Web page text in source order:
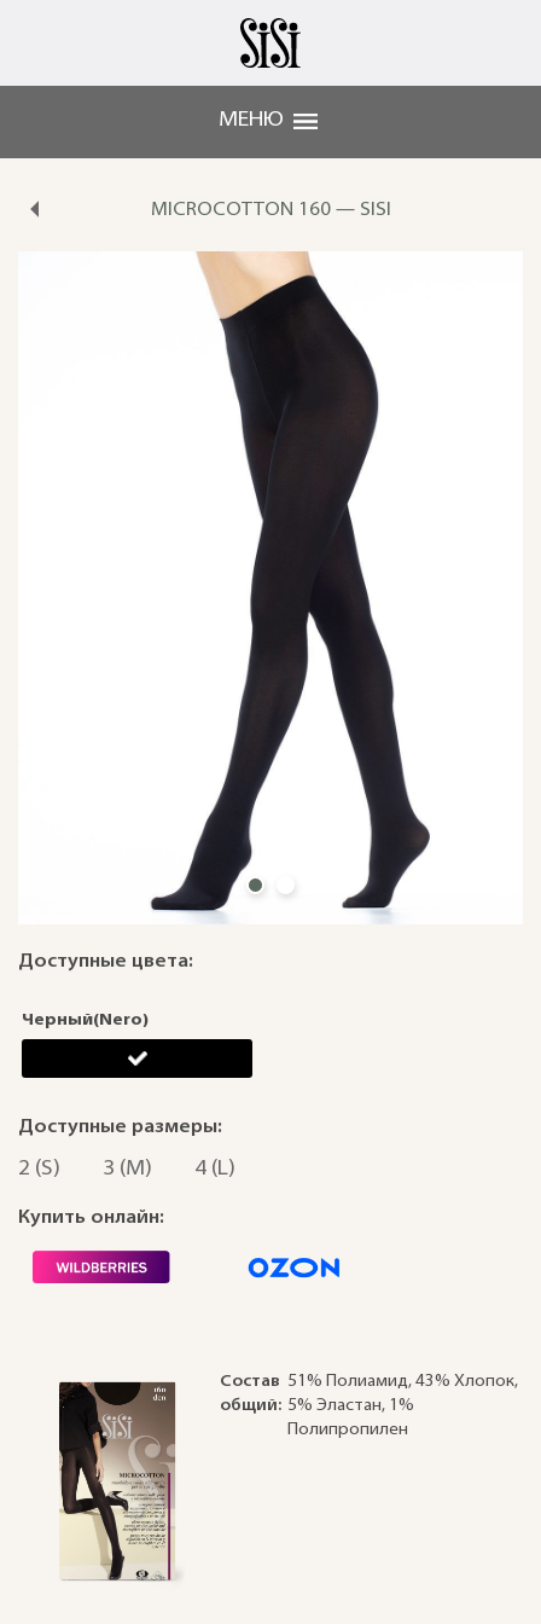
МЕНЮ
MICROCOTTON 160 — SISI
Доступные цвета:
Черный(Nero)
Доступные размеры:
2 (S) 3 (M) 4 (L)
Купить онлайн:
Состав
общий:
51% Полиамид, 43% Хлопок,
5% Эластан, 1%
Полипропилен